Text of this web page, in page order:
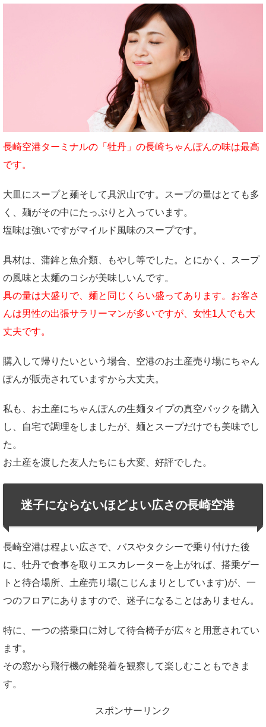
長崎空港ターミナルの「牡丹」の長崎ちゃんぽんの味は最高
です。
大皿にスープと麺そして具沢山です。スープの量はとても多
く、麺がその中にたっぷりと入っています。
塩味は強いですがマイルド風味のスープです。
具材は、蒲鉾と魚介類、もやし等でした。とにかく、スープ
の風味と太麺のコシが美味しいんです。
具の量は大盛りで、麺と同じくらい盛ってあります。お客さ
んは男性の出張サラリーマンが多いですが、女性1人でも大
丈夫です。
購入して帰りたいという場合、空港のお土産売り場にちゃん
ぽんが販売されていますから大丈夫。
私も、お土産にちゃんぽんの生麺タイプの真空パックを購入
し、自宅で調理をしましたが、麺とスープだけでも美味でし
た。
お土産を渡した友人たちにも大変、好評でした。
迷子にならないほどよい広さの長崎空港
長崎空港は程よい広さで、バスやタクシーで乗り付けた後
に、牡丹で食事を取りエスカレーターを上がれば、搭乗ゲー
トと待合場所、土産売り場(こじんまりとしています)が、一
つのフロアにありますので、迷子になることはありません。
特に、一つの搭乗口に対して待合椅子が広々と用意されてい
ます。
その窓から飛行機の離発着を観察して楽しむこともできま
す。
スポンサーリンク